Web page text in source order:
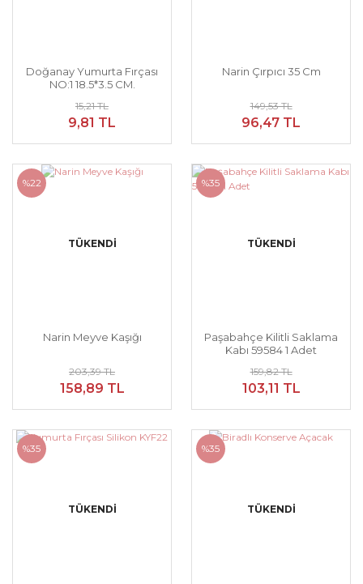
Doğanay Yumurta Fırçası
NO:1 18.5*3.5 CM.
15,21 TL
9,81 TL
Narin Çırpıcı 35 Cm
149,53 TL
96,47 TL
%22
TÜKENDİ
Narin Meyve Kaşığı
203,39 TL
158,89 TL
%35
TÜKENDİ
Paşabahçe Kilitli Saklama
Kabı 59584 1 Adet
159,82 TL
103,11 TL
%35
TÜKENDİ
%35
TÜKENDİ